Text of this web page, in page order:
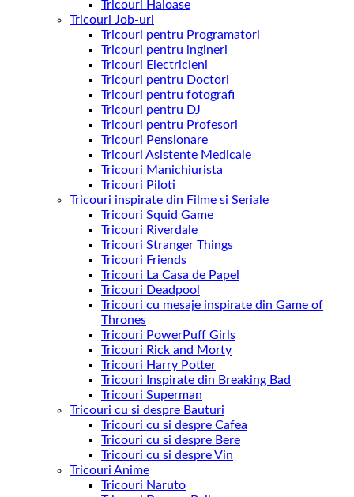
Tricouri Haioase
Tricouri Job-uri
Tricouri pentru Programatori
Tricouri pentru ingineri
Tricouri Electricieni
Tricouri pentru Doctori
Tricouri pentru fotografi
Tricouri pentru DJ
Tricouri pentru Profesori
Tricouri Pensionare
Tricouri Asistente Medicale
Tricouri Manichiurista
Tricouri Piloti
Tricouri inspirate din Filme si Seriale
Tricouri Squid Game
Tricouri Riverdale
Tricouri Stranger Things
Tricouri Friends
Tricouri La Casa de Papel
Tricouri Deadpool
Tricouri cu mesaje inspirate din Game of
Thrones
Tricouri PowerPuff Girls
Tricouri Rick and Morty
Tricouri Harry Potter
Tricouri Inspirate din Breaking Bad
Tricouri Superman
Tricouri cu si despre Bauturi
Tricouri cu si despre Cafea
Tricouri cu si despre Bere
Tricouri cu si despre Vin
Tricouri Anime
Tricouri Naruto